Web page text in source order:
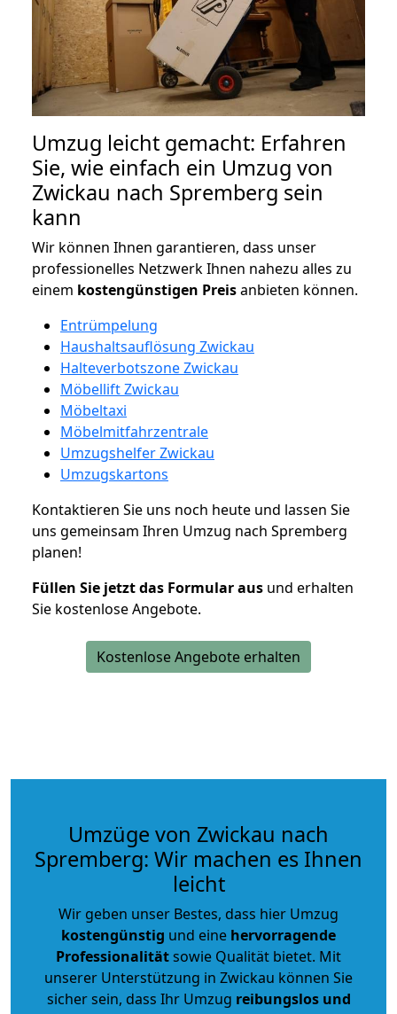
Umzug leicht gemacht: Erfahren
Sie, wie einfach ein Umzug von
Zwickau nach Spremberg sein
kann
Wir können Ihnen garantieren, dass unser
professionelles Netzwerk Ihnen nahezu alles zu
einem kostengünstigen Preisanbieten können.
Entrümpelung
Haushaltsauflösung Zwickau
Halteverbotszone Zwickau
Möbellift Zwickau
Möbeltaxi
Möbelmitfahrzentrale
Umzugshelfer Zwickau
Umzugskartons
Kontaktieren Sie uns noch heute und lassen Sie
uns gemeinsam Ihren Umzug nach Spremberg
planen!
Füllen Sie jetzt das Formular aus und erhalten
Sie kostenlose Angebote.
Kostenlose Angebote erhalten
Umzüge von Zwickau nach
Spremberg: Wir machen es Ihnen
leicht
Wir geben unser Bestes, dass hier Umzug
kostengünstig und eine hervorragende
Professionalitätsowie Qualität bietet. Mit
unserer Unterstützung in Zwickau können Sie
sicher sein, dass Ihr Umzug reibungslos und